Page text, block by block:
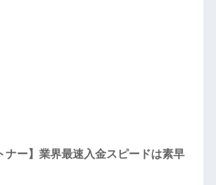
ナー】業界最速入金スピードは素早